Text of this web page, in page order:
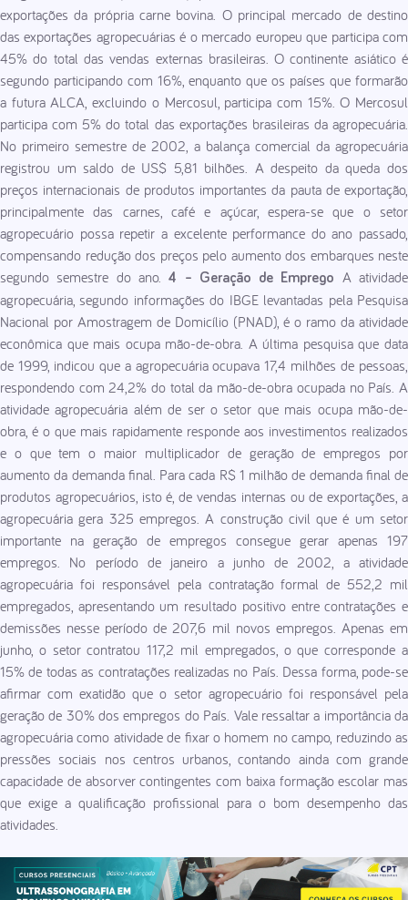
exportações da própria carne bovina. O principal mercado de destino
das exportações agropecuárias é o mercado europeu que participa com
45% do total das vendas externas brasileiras. O continente asiático é
segundo participando com 16%, enquanto que os países que formarão
a futura ALCA, excluindo o Mercosul, participa com 15%. O Mercosul
participa com 5% do total das exportações brasileiras da agropecuária.
No primeiro semestre de 2002, a balança comercial da agropecuária
registrou um saldo de US$ 5,81 bilhões. A despeito da queda dos
preços internacionais de produtos importantes da pauta de exportação,
principalmente das carnes, café e açúcar, espera-se que o setor
agropecuário possa repetir a excelente performance do ano passado,
compensando redução dos preços pelo aumento dos embarques neste
segundo semestre do ano.4 – Geração de Emprego
A atividade
agropecuária, segundo informações do IBGE levantadas pela Pesquisa
Nacional por Amostragem de Domicílio (PNAD), é o ramo da atividade
econômica que mais ocupa mão-de-obra. A última pesquisa que data
de 1999, indicou que a agropecuária ocupava 17,4 milhões de pessoas,
respondendo com 24,2% do total da mão-de-obra ocupada no País. A
atividade agropecuária além de ser o setor que mais ocupa mão-de-
obra, é o que mais rapidamente responde aos investimentos realizados
e o que tem o maior multiplicador de geração de empregos por
aumento da demanda final. Para cada R$ 1 milhão de demanda final de
produtos agropecuários, isto é, de vendas internas ou de exportações, a
agropecuária gera 325 empregos. A construção civil que é um setor
importante na geração de empregos consegue gerar apenas 197
empregos. No período de janeiro a junho de 2002, a atividade
agropecuária foi responsável pela contratação formal de 552,2 mil
empregados, apresentando um resultado positivo entre contratações e
demissões nesse período de 207,6 mil novos empregos. Apenas em
junho, o setor contratou 117,2 mil empregados, o que corresponde a
15% de todas as contratações realizadas no País. Dessa forma, pode-se
afirmar com exatidão que o setor agropecuário foi responsável pela
geração de 30% dos empregos do País. Vale ressaltar a importância da
agropecuária como atividade de fixar o homem no campo, reduzindo as
pressões sociais nos centros urbanos, contando ainda com grande
capacidade de absorver contingentes com baixa formação escolar mas
que exige a qualificação profissional para o bom desempenho das
atividades.